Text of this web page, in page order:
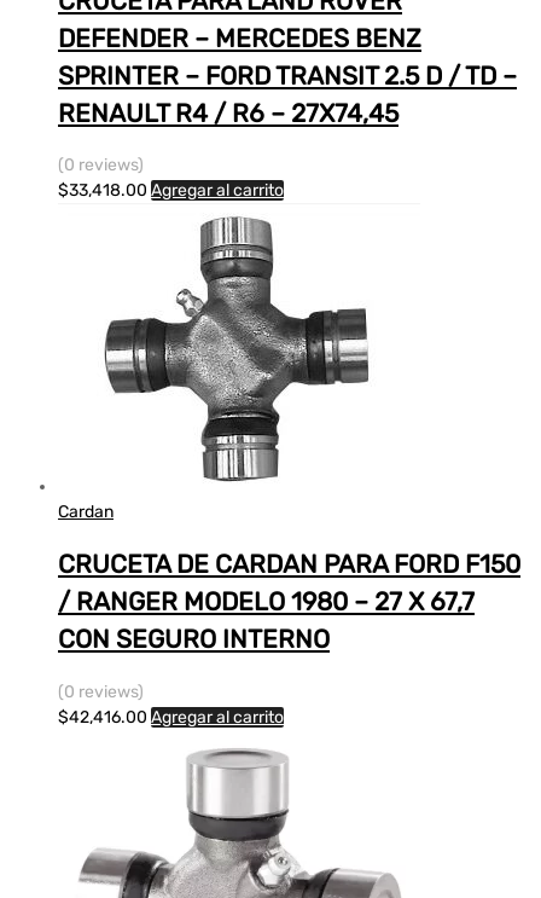
DEFENDER – MERCEDES BENZ
SPRINTER – FORD TRANSIT 2.5 D / TD –
RENAULT R4 / R6 – 27X74,45
(0 reviews)
$33,418.00 Agregar al carrito
Cardan
CRUCETA DE CARDAN PARA FORD F150
/ RANGER MODELO 1980 – 27 X 67,7
CON SEGURO INTERNO
(0 reviews)
$42,416.00 Agregar al carrito